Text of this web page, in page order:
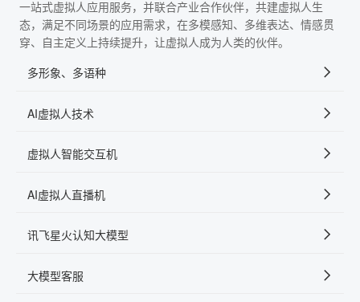
一站式虚拟人应用服务，并联合产业合作伙伴，共建虚拟人生
态，满足不同场景的应用需求，在多模感知、多维表达、情感贯
穿、自主定义上持续提升，让虚拟人成为人类的伙伴。
多形象、多语种
AI虚拟人技术
虚拟人智能交互机
AI虚拟人直播机
讯飞星火认知大模型
大模型客服